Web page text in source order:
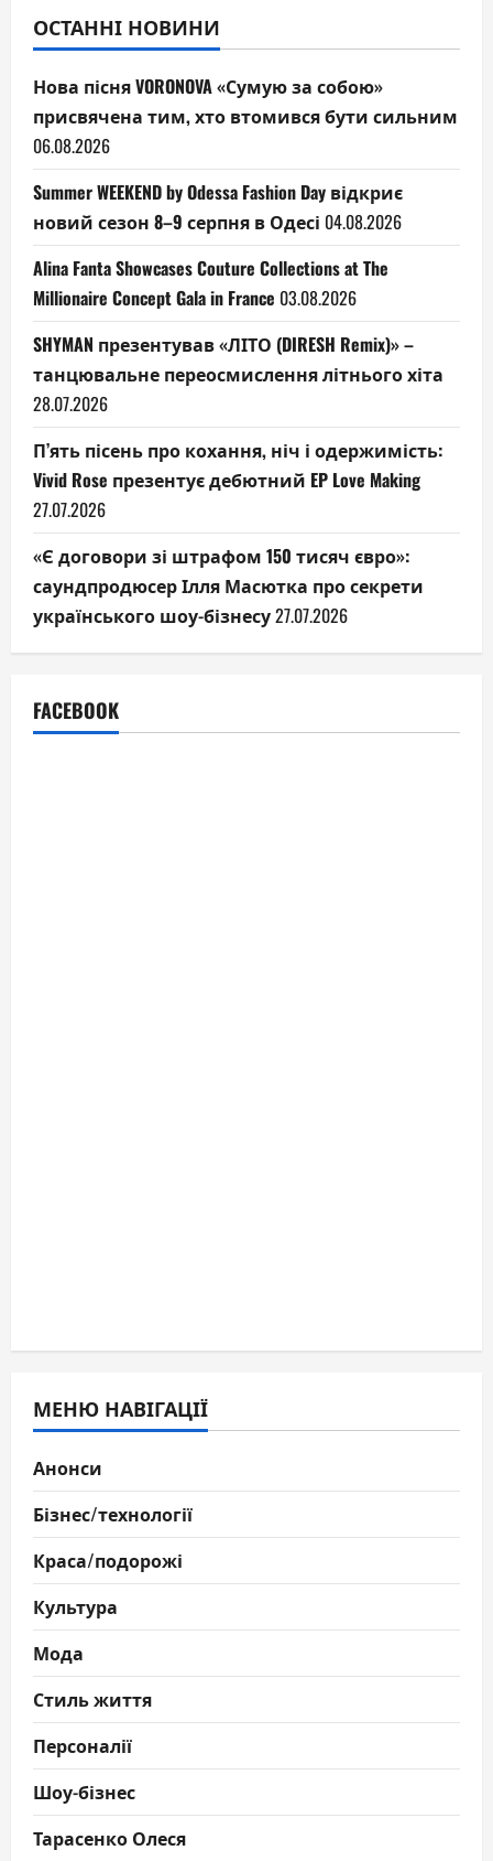
ОСТАННІ НОВИНИ
Нова пісня VORONOVA «Сумую за собою»
присвячена тим, хто втомився бути сильним
06.08.2026
Summer WEEKEND by Odessa Fashion Day відкриє
новий сезон 8–9 серпня в Одесі 04.08.2026
Alina Fanta Showcases Couture Collections at The
Millionaire Concept Gala in France 03.08.2026
SHYMAN презентував «ЛІТО (DIRESH Remix)» –
танцювальне переосмислення літнього хіта
28.07.2026
П’ять пісень про кохання, ніч і одержимість:
Vivid Rose презентує дебютний EP Love Making
27.07.2026
«Є договори зі штрафом 150 тисяч євро»:
саундпродюсер Ілля Масютка про секрети
українського шоу-бізнесу27.07.2026
FACEBOOK
МЕНЮ НАВІГАЦІЇ
Анонси
Бізнес/технології
Краса/подорожі
Культура
Мода
Стиль життя
Персоналії
Шоу-бізнес
Тарасенко Олеся